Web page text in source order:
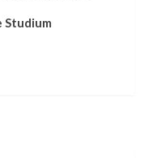
Studium